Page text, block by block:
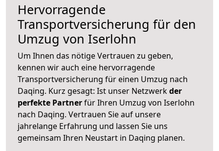
Hervorragende
Transportversicherung für den
Umzug von Iserlohn
Um Ihnen das nötige Vertrauen zu geben,
kennen wir auch eine hervorragende
Transportversicherung für einen Umzug nach
Daqing. Kurz gesagt: Ist unser Netzwerkder
perfekte Partnerfür Ihren Umzug von Iserlohn
nach Daqing. Vertrauen Sie auf unsere
jahrelange Erfahrung und lassen Sie uns
gemeinsam Ihren Neustart in Daqing planen.